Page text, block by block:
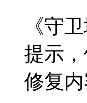
《守
提示
修复内